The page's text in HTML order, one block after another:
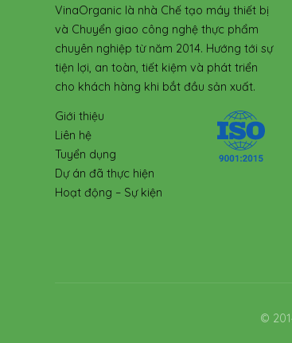
VinaOrganic là nhà Chế tạo máy thiết bị
và Chuyển giao công nghệ thực phẩm
chuyên nghiệp từ năm 2014. Hướng tới sự
tiện lợi, an toàn, tiết kiệm và phát triển
cho khách hàng khi bắt đầu sản xuất.
Giới thiệu
Liên hệ
Tuyển dụng
Dự án đã thực hiện
Hoạt động – Sự kiện
©